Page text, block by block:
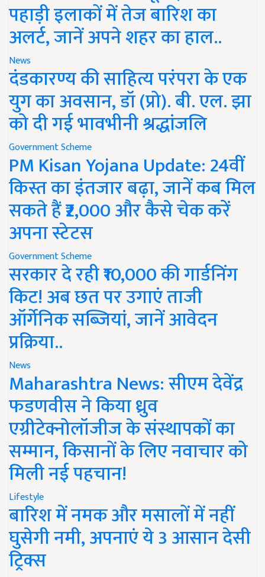
पहाड़ी इलाकों में तेज बारिश का
अलर्ट, जानें अपने शहर का हाल..
News
दंडकारण्य की साहित्य परंपरा के एक
युग का अवसान, डॉ (प्रो). बी. एल. झा
को दी गई भावभीनी श्रद्धांजलि
Government Scheme
PM Kisan Yojana Update: 24वीं
किस्त का इंतजार बढ़ा, जानें कब मिल
सकते हैं ₹2,000 और कैसे चेक करें
अपना स्टेटस
Government Scheme
सरकार दे रही ₹10,000 की गार्डनिंग
किट! अब छत पर उगाएं ताजी
ऑर्गेनिक सब्जियां, जानें आवेदन
प्रक्रिया..
News
Maharashtra News: सीएम देवेंद्र
फडणवीस ने किया ध्रुव
एग्रीटेक्नोलॉजीज के संस्थापकों का
सम्मान, किसानों के लिए नवाचार को
मिली नई पहचान!
Lifestyle
बारिश में नमक और मसालों में नहीं
घुसेगी नमी, अपनाएं ये 3 आसान देसी
ट्रिक्स